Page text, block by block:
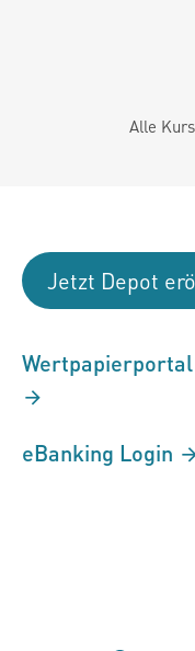
Alle
Jetzt Depot
eBanking Login